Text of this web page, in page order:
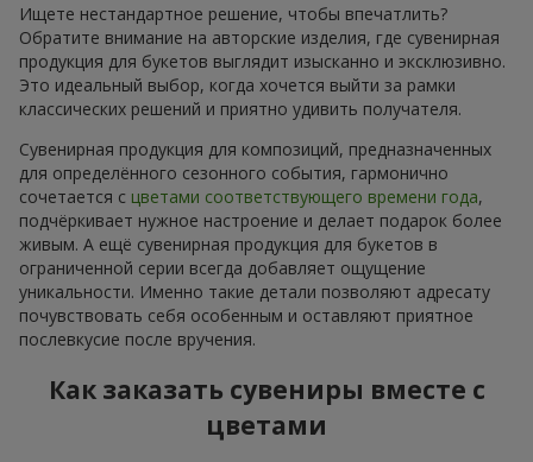
Ищете нестандартное решение, чтобы впечатлить?
Обратите внимание на авторские изделия, где сувенирная
продукция для букетов выглядит изысканно и эксклюзивно.
Это идеальный выбор, когда хочется выйти за рамки
классических решений и приятно удивить получателя.
Сувенирная продукция для композиций, предназначенных
для определённого сезонного события, гармонично
сочетается с цветами соответствующего времени года,
подчёркивает нужное настроение и делает подарок более
живым. А ещё сувенирная продукция для букетов в
ограниченной серии всегда добавляет ощущение
уникальности. Именно такие детали позволяют адресату
почувствовать себя особенным и оставляют приятное
послевкусие после вручения.
Как заказать сувениры вместе с
цветами